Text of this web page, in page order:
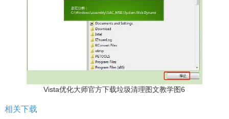
Vista优化大师官方下载垃圾清理图文教学图6
相关下载